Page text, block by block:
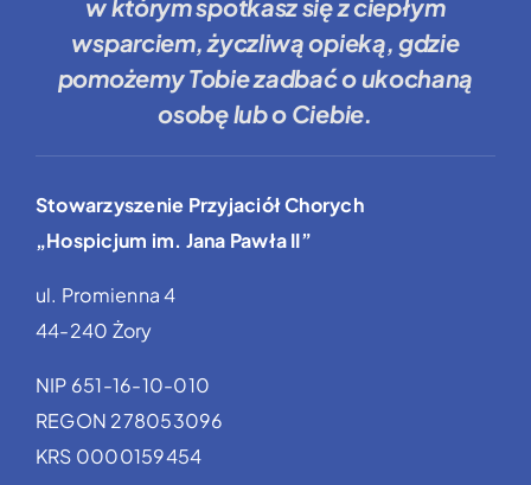
w którym spotkasz się z ciepłym
wsparciem, życzliwą opieką, gdzie
pomożemy Tobiezadbać o ukochaną
osobę lub o Ciebie.
Stowarzyszenie Przyjaciół Chorych
„Hospicjum im. Jana Pawła II”
ul. Promienna 4
44-240 Żory
NIP 651-16-10-010
REGON 278053096
KRS 0000159454